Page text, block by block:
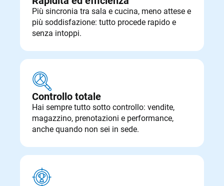
Più sincronia tra sala e cucina, meno attese e
più soddisfazione: tutto procede rapido e
senza intoppi.
Controllo totale
Hai sempre tutto sotto controllo: vendite,
magazzino, prenotazioni e performance,
anche quando non sei in sede.